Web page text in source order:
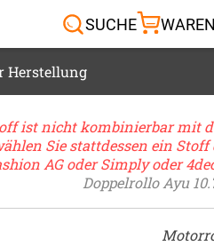
SUCHE
Herstellung
ist nicht kombinierbar mit
Sie stattdessen ein Stoff
AGoderSimplyoder
Doppelrollo Ayu